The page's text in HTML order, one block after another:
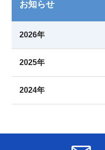
お知らせ
2026年
2025年
2024年